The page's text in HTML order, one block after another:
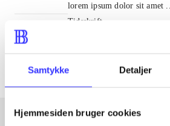
Samtykke Detaljer
Hjemmesiden bruger cookies
lorem ipsum dolor sit amet ...
Tidsskrift
Artiklerne i